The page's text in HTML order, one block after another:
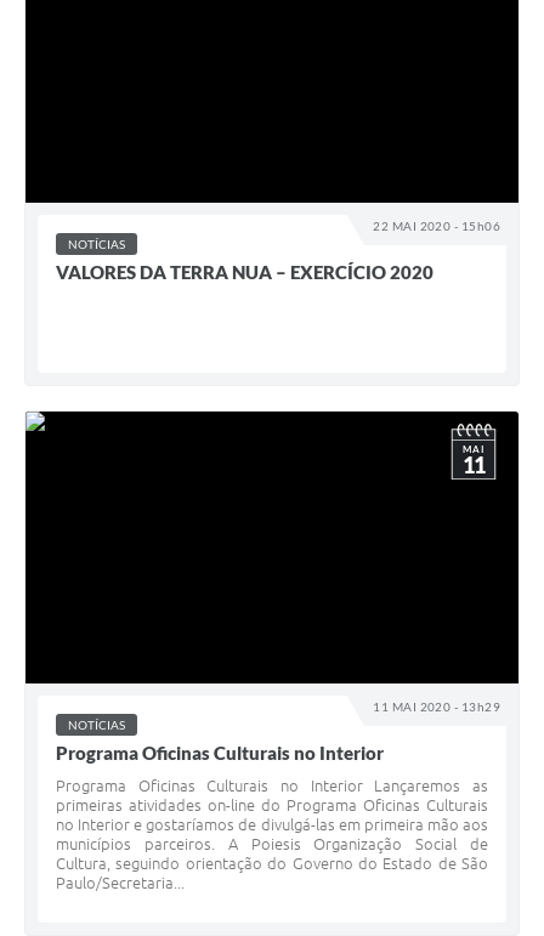
22 MAI 2020 - 15h06
NOTÍCIAS
VALORES DA TERRA NUA – EXERCÍCIO 2020
11 MAI 2020 - 13h29
MAI
11
NOTÍCIAS
Programa Oficinas Culturais no Interior
Programa Oficinas Culturais no Interior Lançaremos as
primeiras atividades on-line do Programa Oficinas Culturais
no Interior e gostaríamos de divulgá-las em primeira mão aos
municípios parceiros. A Poiesis Organização Social de
Cultura, seguindo orientação do Governo do Estado de São
Paulo/Secretaria...